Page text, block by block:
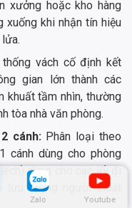
Zalo Youtube
xưởng hoặc kho hàng
xuống khi nhận tín hiệu
thống vách cố định kết
gian lớn thành các
khuất tầm nhìn, thường
tòa nhà văn phòng.
cánh:Phân loại theo
dùng cho phòng
dùng cho các lối đi
lượng người thoát